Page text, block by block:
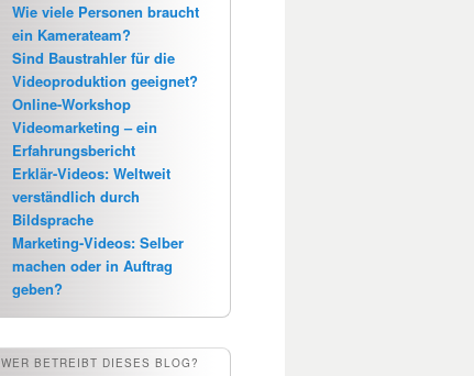
Wie viele Personen braucht
ein Kamerateam?
Sind Baustrahler für die
Videoproduktion geeignet?
Online-Workshop
Videomarketing – ein
Erfahrungsbericht
Erklär-Videos: Weltweit
verständlich durch
Bildsprache
Marketing-Videos: Selber
machen oder in Auftrag
geben?
WER BETREIBT DIESES BLOG?